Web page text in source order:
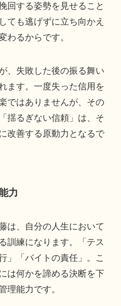
回する姿勢を見せること
ても逃げずに立ち向かえ
わるからです。
、失敗した後の振る舞い
ます。一度失った信用を
ではありませんが、その
揺るぎない信頼」は、そ
改善する原動力となるで
力
は、自分の人生において
訓練になります。「テス
」「バイトの責任」。こ
は何かを諦める決断を下
理能力です。